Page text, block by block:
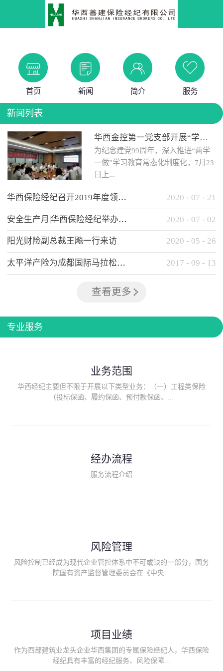
首页 新闻 简介 服务
新闻列表
华西金控第一党支部开展“学党史 知党情 做合格党员”主题教育工作会
为纪念建党99周年，深入推进“两学
一做”学习教育常态化制度化，7月23
日上...
午，华西金控第一党支部举办了“学
党史、知党情、...
华西保险经纪召开2019年度领导班子述职考核工作会 2020 - 07 - 21
安全生产月|华西保险经纪举办应急消防安全知识培训 2020 - 07 - 02
阳光财险副总裁王飚一行来访 2020 - 05 - 26
太平洋产险为成都国际马拉松提供全方位保险保障 2017 - 09 - 13
查看更多
专业服务
业务范围
华西经纪主要但不限于开展以下类型业务：（一）工程类保险
（投标保函、履约保函、预付款保函、...
险、政府公共安全责任保险/自然灾害公众责任保险、精神病监护
人责任险、首台套/首版次保险、科技保险等）；（三）传统财产
险产品；（六）保险招投标业务。随着业务的开展，华西经纪会
供专业、优质的保险经纪服务。
经办流程
服务流程介绍
风险管理
风险控制已经成为现代企业管控体系中不可或缺的一部分，国务
院国有资产监督管理委员会在《中央...
能够为客户降低风险管理成本，提高经营效率；能够为企业提供
从风险评估、风险分析、风险防范、风险转移到灾后防损、索赔
等全方位、全过程、专家式的服务，拓展和深化由保险公司提供
项目业绩
作为西部建筑业龙头企业华西集团的专属保险经纪人，华西保险
经纪具有丰富的经纪服务、风险保障...